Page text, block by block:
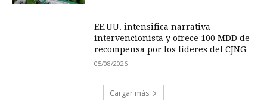
EE.UU. intensifica narrativa
intervencionista y ofrece 100 MDD de
recompensa por los líderes del CJNG
05/08/2026
Cargar más